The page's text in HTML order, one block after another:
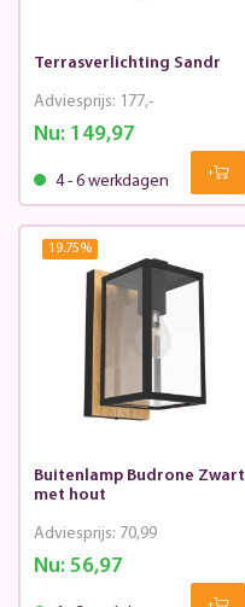
Terrasverlichting Sandr
Nu:149,97
Adviesprijs: 177,-
4 - 6 werkdagen
19.75%
Buitenlamp Budrone Zwart
met hout
Nu:56,97
Adviesprijs: 70,99